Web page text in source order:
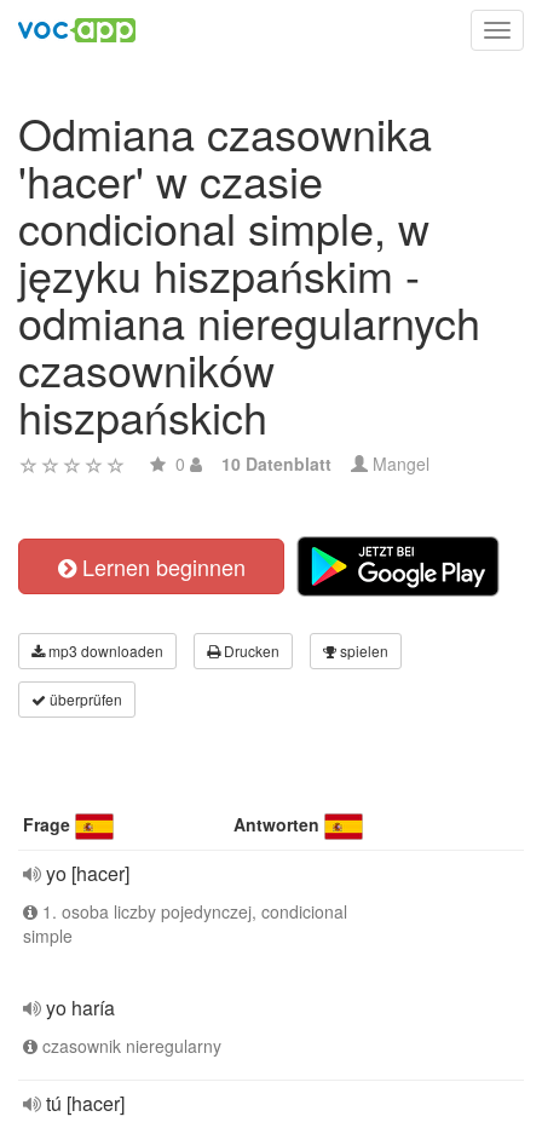
Odmiana czasownika
'hacer' w czasie
condicional simple, w
języku hiszpańskim -
odmiana nieregularnych
czasowników
hiszpańskich
0 10 Datenblatt Mangel
Lernen beginnen
mp3 downloaden Drucken spielen
überprüfen
Frage Antworten
yo [hacer]
1. osoba liczby pojedynczej, condicional
simple
yo haría
czasownik nieregularny
tú [hacer]